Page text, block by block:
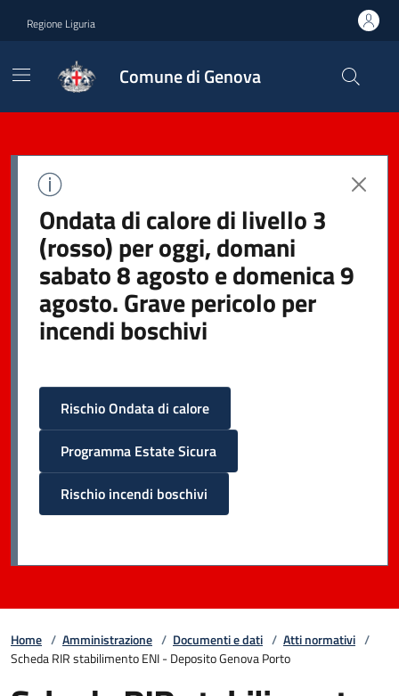
Regione Liguria
Comune di Genova
Ondata di calore di livello 3
(rosso) per oggi, domani
sabato 8 agosto e domenica 9
agosto. Grave pericolo per
incendi boschivi
Rischio Ondata di calore
Programma Estate Sicura
Rischio incendi boschivi
Home / Amministrazione / Documenti e dati / Atti normativi /
Scheda RIR stabilimento ENI - Deposito Genova Porto